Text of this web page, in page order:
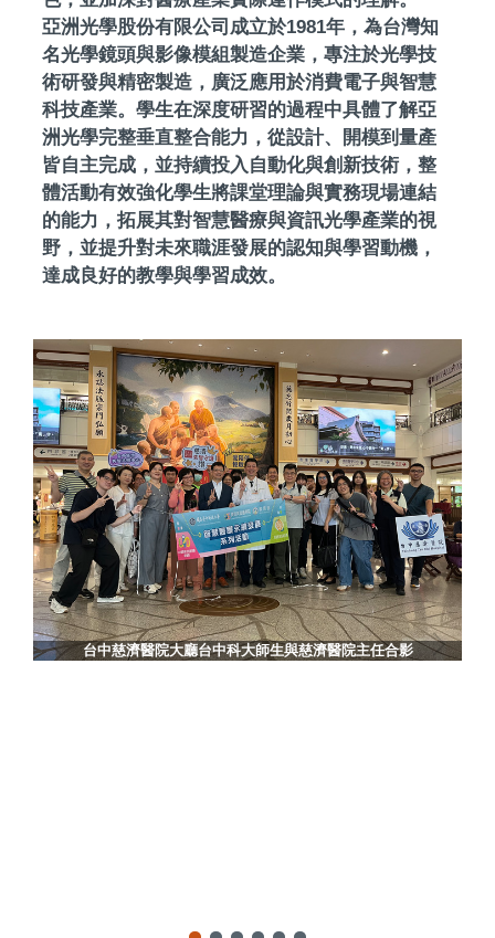
亞洲光學股份有限公司成立於1981年，為台灣知
名光學鏡頭與影像模組製造企業，專注於光學技
術研發與精密製造，廣泛應用於消費電子與智慧
科技產業。學生在深度研習的過程中具體了解亞
洲光學完整垂直整合能力，從設計、開模到量產
皆自主完成，並持續投入自動化與創新技術，整
體活動有效強化學生將課堂理論與實務現場連結
的能力，拓展其對智慧醫療與資訊光學產業的視
野，並提升對未來職涯發展的認知與學習動機，
達成良好的教學與學習成效。
台中慈濟醫院大廳台中科大師生與慈濟醫院主任合影